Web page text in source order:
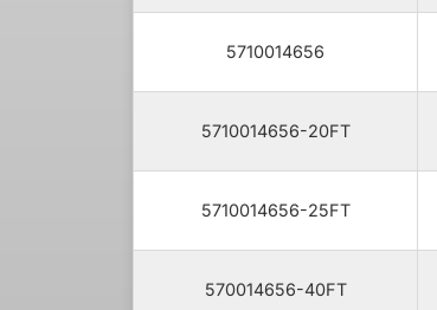
5710014656
5710014656-20FT
5710014656-25FT
570014656-40FT